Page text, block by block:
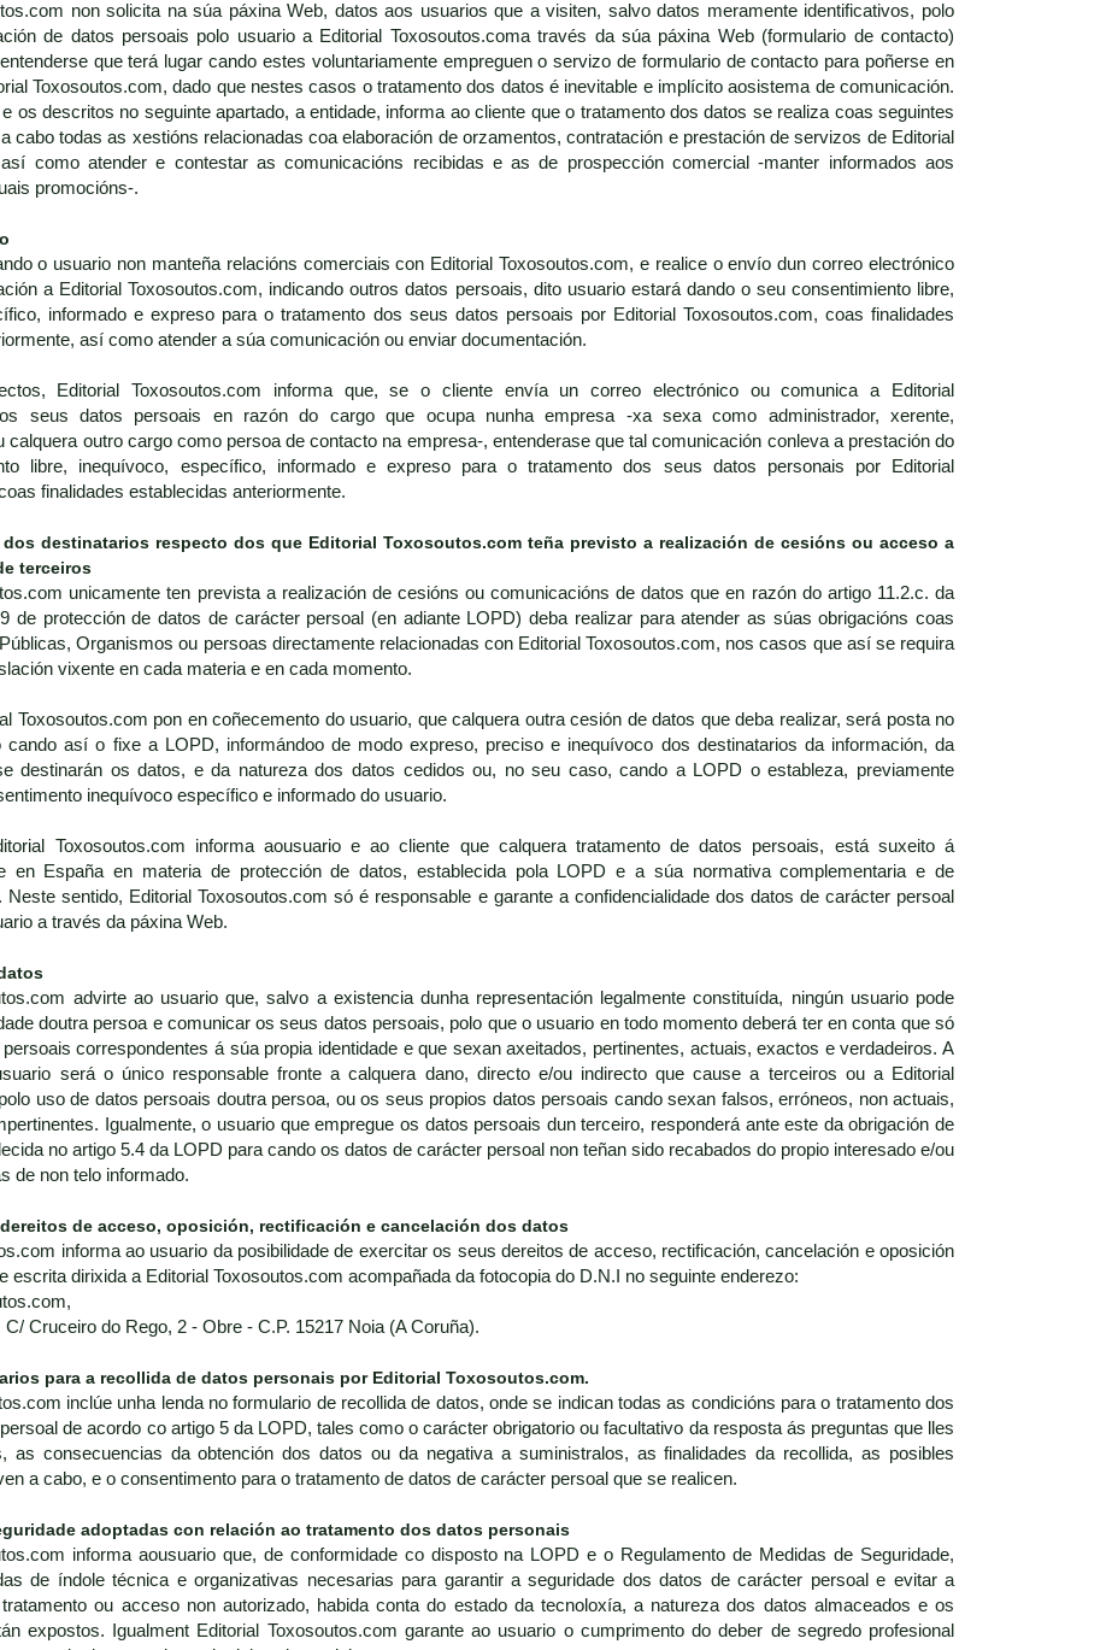
non solicita na súa páxina Web, datos aos usuarios que a visiten, salvo datos meramente identificativos, polo
de datos persoais polo usuario a Editorial Toxosoutos.coma través da súa páxina Web (formulario de contacto)
que terá lugar cando estes voluntariamente empreguen o servizo de formulario de contacto para poñerse en
Toxosoutos.com, dado que nestes casos o tratamento dos datos é inevitable e implícito aosistema de comunicación.
os descritos no seguinte apartado, a entidade, informa ao cliente que o tratamento dos datos se realiza coas seguintes
cabo todas as xestións relacionadas coa elaboración de orzamentos, contratación e prestación de servizos de Editorial
así como atender e contestar as comunicacións recibidas e as de prospección comercial -manter informados aos
promocións-.
o usuario non manteña relacións comerciais con Editorial Toxosoutos.com, e realice o envío dun correo electrónico
a Editorial Toxosoutos.com, indicando outros datos persoais, dito usuario estará dando o seu consentimiento libre,
informado e expreso para o tratamento dos seus datos persoais por Editorial Toxosoutos.com, coas finalidades
así como atender a súa comunicación ou enviar documentación.
Editorial Toxosoutos.com informa que, se o cliente envía un correo electrónico ou comunica a Editorial
os seus datos persoais en razón do cargo que ocupa nunha empresa -xa sexa como administrador, xerente,
calquera outro cargo como persoa de contacto na empresa-, entenderase que tal comunicación conleva a prestación do
libre, inequívoco, específico, informado e expreso para o tratamento dos seus datos personais por Editorial
finalidades establecidas anteriormente.
destinatarios respecto dos que Editorial Toxosoutos.com teña previsto a realización de cesións ou acceso a
terceiros
unicamente ten prevista a realización de cesións ou comunicacións de datos que en razón do artigo 11.2.c. da
de protección de datos de carácter persoal (en adiante LOPD) deba realizar para atender as súas obrigacións coas
Organismos ou persoas directamente relacionadas con Editorial Toxosoutos.com, nos casos que así se requira
vixente en cada materia e en cada momento.
Toxosoutos.com pon en coñecemento do usuario, que calquera outra cesión de datos que deba realizar, será posta no
cando así o fixe a LOPD, informándoo de modo expreso, preciso e inequívoco dos destinatarios da información, da
destinarán os datos, e da natureza dos datos cedidos ou, no seu caso, cando a LOPD o estableza, previamente
inequívoco específico e informado do usuario.
Toxosoutos.com informa aousuario e ao cliente que calquera tratamento de datos persoais, está suxeito á
en España en materia de protección de datos, establecida pola LOPD e a súa normativa complementaria e de
Neste sentido, Editorial Toxosoutos.com só é responsable e garante a confidencialidade dos datos de carácter persoal
a través da páxina Web.
advirte ao usuario que, salvo a existencia dunha representación legalmente constituída, ningún usuario pode
doutra persoa e comunicar os seus datos persoais, polo que o usuario en todo momento deberá ter en conta que só
correspondentes á súa propia identidade e que sexan axeitados, pertinentes, actuais, exactos e verdadeiros. A
será o único responsable fronte a calquera dano, directo e/ou indirecto que cause a terceiros ou a Editorial
uso de datos persoais doutra persoa, ou os seus propios datos persoais cando sexan falsos, erróneos, non actuais,
Igualmente, o usuario que empregue os datos persoais dun terceiro, responderá ante este da obrigación de
no artigo 5.4 da LOPD para cando os datos de carácter persoal non teñan sido recabados do propio interesado e/ou
de non telo informado.
de acceso, oposición, rectificación e cancelación dos datos
informa ao usuario da posibilidade de exercitar os seus dereitos de acceso, rectificación, cancelación e oposición
escrita dirixida a Editorial Toxosoutos.com acompañada da fotocopia do D.N.I no seguinte enderezo:
Cruceiro do Rego, 2 - Obre - C.P. 15217 Noia (A Coruña).
para a recollida de datos personais por Editorial Toxosoutos.com.
inclúe unha lenda no formulario de recollida de datos, onde se indican todas as condicións para o tratamento dos
de acordo co artigo 5 da LOPD, tales como o carácter obrigatorio ou facultativo da resposta ás preguntas que lles
as consecuencias da obtención dos datos ou da negativa a suministralos, as finalidades da recollida, as posibles
a cabo, e o consentimento para o tratamento de datos de carácter persoal que se realicen.
adoptadas con relación ao tratamento dos datos personais
informa aousuario que, de conformidade co disposto na LOPD e o Regulamento de Medidas de Seguridade,
de índole técnica e organizativas necesarias para garantir a seguridade dos datos de carácter persoal e evitar a
ou acceso non autorizado, habida conta do estado da tecnoloxía, a natureza dos datos almaceados e os
expostos. Igualment Editorial Toxosoutos.com garante ao usuario o cumprimento do deber de segredo profesional